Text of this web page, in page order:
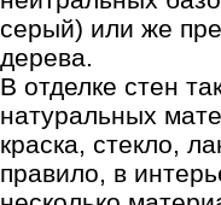
серый) или же
дерева.
В отделке стен
натуральных
краска, стекло,
правило, в